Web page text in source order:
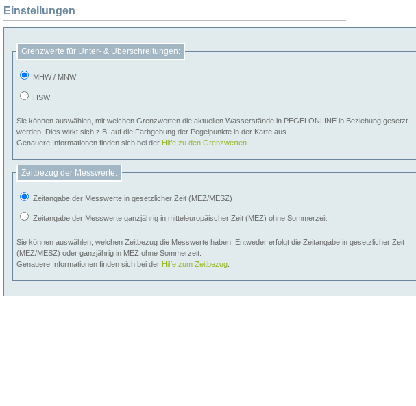
Einstellungen
Grenzwerte für Unter- & Überschreitungen:
MHW / MNW
HSW
Sie können auswählen, mit welchen Grenzwerten die aktuellen Wasserstände in PEGELONLINE in Beziehung gesetzt
werden. Dies wirkt sich z.B. auf die Farbgebung der Pegelpunkte in der Karte aus.
Genauere Informationen finden sich bei der Hilfe zu den Grenzwerten
Zeitbezug der Messwerte:
Zeitangabe der Messwerte in gesetzlicher Zeit (MEZ/MESZ)
Zeitangabe der Messwerte ganzjährig in mitteleuropäischer Zeit (MEZ) ohne Sommerzeit
Sie können auswählen, welchen Zeitbezug die Messwerte haben. Entweder erfolgt die Zeitangabe in gesetzlicher Zeit
(MEZ/MESZ) oder ganzjährig in MEZ ohne Sommerzeit.
Genauere Informationen finden sich bei der Hilfe zum Zeitbezug